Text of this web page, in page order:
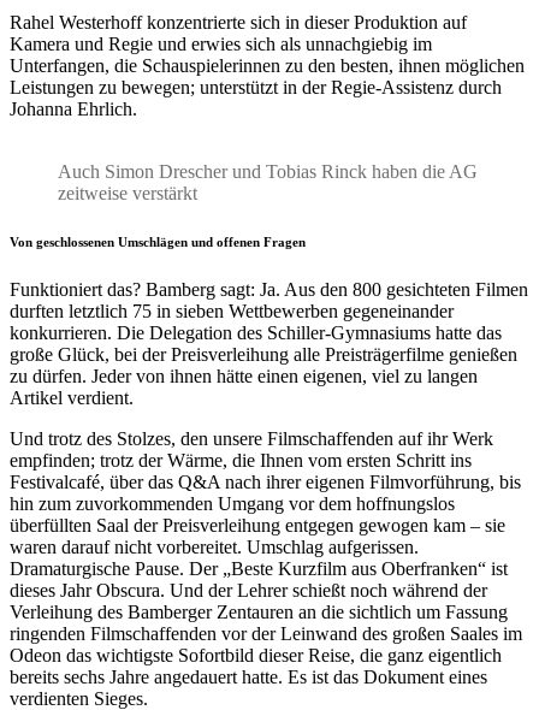
Rahel Westerhoff konzentrierte sich in dieser Produktion auf
Kamera und Regie und erwies sich als unnachgiebig im
Unterfangen, die Schauspielerinnen zu den besten, ihnen möglichen
Leistungen zu bewegen; unterstützt in der Regie-Assistenz durch
Johanna Ehrlich.
Auch Simon Drescher und Tobias Rinck haben die AG
zeitweise verstärkt
Von geschlossenen Umschlägen und offenen Fragen
Funktioniert das? Bamberg sagt: Ja. Aus den 800 gesichteten Filmen
durften letztlich 75 in sieben Wettbewerben gegeneinander
konkurrieren. Die Delegation des Schiller-Gymnasiums hatte das
große Glück, bei der Preisverleihung alle Preisträgerfilme genießen
zu dürfen. Jeder von ihnen hätte einen eigenen, viel zu langen
Artikel verdient.
Und trotz des Stolzes, den unsere Filmschaffenden auf ihr Werk
empfinden; trotz der Wärme, die Ihnen vom ersten Schritt ins
Festivalcafé, über das Q&A nach ihrer eigenen Filmvorführung, bis
hin zum zuvorkommenden Umgang vor dem hoffnungslos
überfüllten Saal der Preisverleihung entgegen gewogen kam – sie
waren darauf nicht vorbereitet. Umschlag aufgerissen.
Dramaturgische Pause. Der „Beste Kurzfilm aus Oberfranken“ ist
dieses Jahr Obscura. Und der Lehrer schießt noch während der
Verleihung des Bamberger Zentauren an die sichtlich um Fassung
ringenden Filmschaffenden vor der Leinwand des großen Saales im
Odeon das wichtigste Sofortbild dieser Reise, die ganz eigentlich
bereits sechs Jahre angedauert hatte. Es ist das Dokument eines
verdienten Sieges.